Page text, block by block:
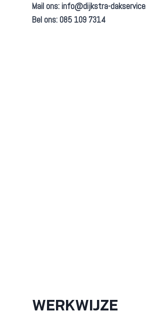
Mail ons: info@dijkstra-
Bel ons: 085 109 7314
WERKWIJZE